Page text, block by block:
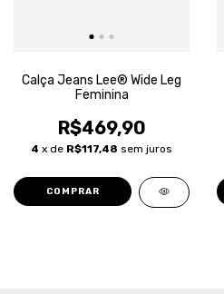
Calça Jeans Lee® Wide Leg
Feminina
R$469,90
4 x de R$117,48 sem juros
COMPRAR